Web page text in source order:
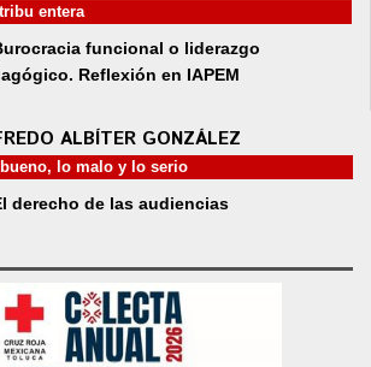
entera
funcional o liderazgo
Reflexión en IAPEM
ALBÍTER GONZÁLEZ
lo malo y lo serio
derecho de las audiencias